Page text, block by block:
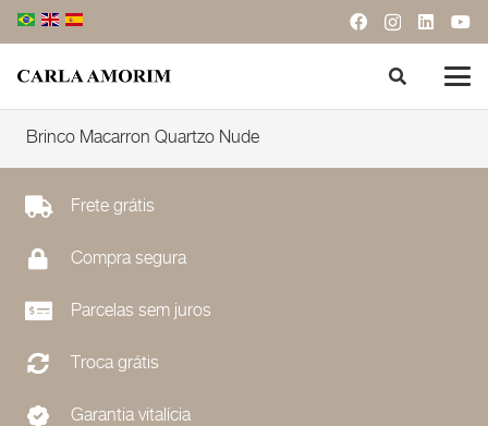
Brinco Macarron Quartzo Nude
Frete grátis
Compra segura
Parcelas sem juros
Troca grátis
Garantia vitalícia